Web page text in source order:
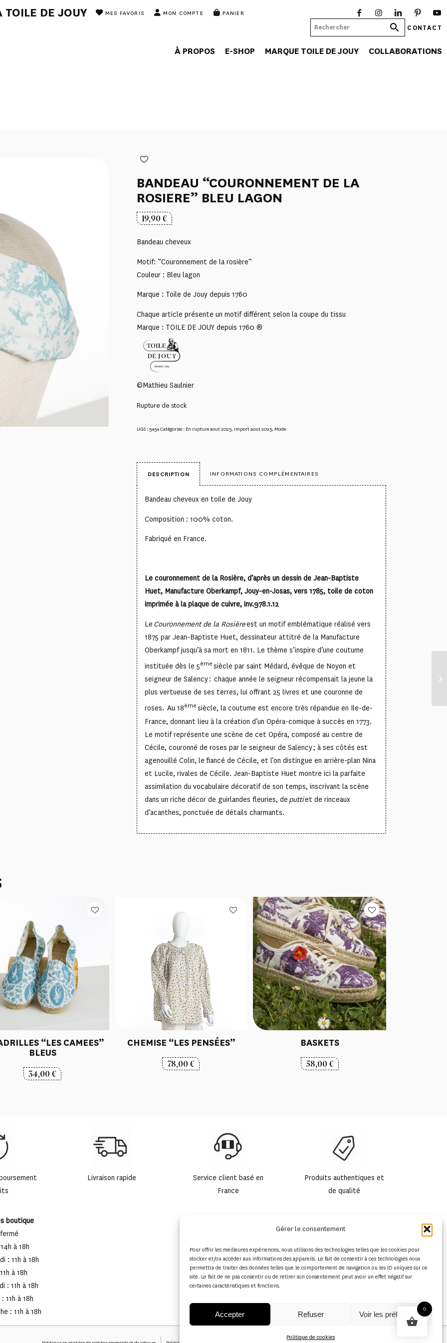
Gérer le consentement
Pour offrir les meilleures expériences, nous utilisons des technologies telles que les cookies pour
stocker et/ou accéder aux informations des appareils. Le fait de consentir à ces technologies nous
permettra de traiter des données telles que le comportement de navigation ou les ID uniques sur ce
site. Le fait de ne pas consentir ou de retirer son consentement peut avoir un effet négatif sur
certaines caractéristiques et fonctions.
Accepter Refuser Voir les préférences
Politique de cookies
TOILE DE JOUY MES FAVORIS MON COMPTE PANIER
CONTACT
À PROPOS E-SHOP MARQUE TOILE DE JOUY COLLABORATIONS
BANDEAU “COURONNEMENT DE LA
ROSIERE” BLEU LAGON
19,90€
Bandeau cheveux
Motif: “Couronnement de la rosière”
Couleur : Bleu lagon
Marque : Toile de Jouy depuis 1760
Chaque article présente un motif différent selon la coupe du tissu
Marque : TOILE DE JOUY depuis 1760 ®
©Mathieu Saulnier
Rupture de stock
UGS : 5454Catégories : En rupture aout 2025, import aout 2025, Mode
DESCRIPTION INFORMATIONS COMPLÉMENTAIRES
Bandeau cheveux en toile de Jouy
Composition : 100% coton.
Fabriqué en France.
Le couronnement de la Rosière, d’après un dessin de Jean-Baptiste
Huet, Manufacture Oberkampf, Jouy-en-Josas, vers 1785, toile de coton
imprimée à la plaque de cuivre, inv.978.1.12
Le Couronnement de la Rosièreest un motif emblématique réalisé vers
1875 par Jean-Baptiste Huet, dessinateur attitré de la Manufacture
Oberkampf jusqu’à sa mort en 1811. Le thème s’inspire d’une coutume
instituée dès le 5èmesiècle par saint Médard, évêque de Noyon et
seigneur de Salency : chaque année le seigneur récompensait la jeune la
plus vertueuse de ses terres, lui offrant 25 livres et une couronne de
roses. Au 18èmesiècle, la coutume est encore très répandue en Ile-de-
France, donnant lieu à la création d’un Opéra-comique à succès en 1773.
Le motif représente une scène de cet Opéra, composé au centre de
Cécile, couronné de roses par le seigneur de Salency ; à ses côtés est
agenouillé Colin, le fiancé de Cécile, et l’on distingue en arrière-plan Nina
et Lucile, rivales de Cécile. Jean-Baptiste Huet montre ici la parfaite
assimilation du vocabulaire décoratif de son temps, inscrivant la scène
dans un riche décor de guirlandes fleuries, de puttiet de rinceaux
d’acanthes, ponctuée de détails charmants.
“LES CAMEES”
BLEUS
34,00€
CHEMISE “LES PENSÉES”
78,00€
BASKETS
58,00€
Livraison rapide
Service client basé en
France
Produits authentiques et
de qualité
boutique
à 18h
: 11h à 18h
à 18h
: 11h à 18h
11h à 18h
: 11h à 18h
0